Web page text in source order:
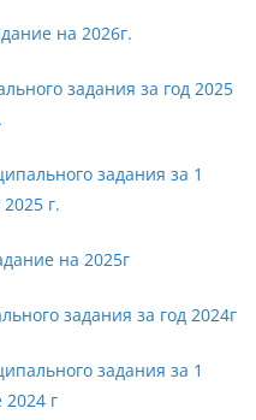
на 2026г.
задания за год 2025
задания за 1
г.
на 2025г
задания за год 2024г
задания за 1
2024 г